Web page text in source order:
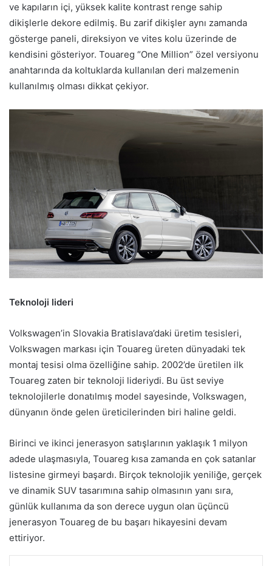
ve kapıların içi, yüksek kalite kontrast renge sahip
dikişlerle dekore edilmiş. Bu zarif dikişler aynı zamanda
gösterge paneli, direksiyon ve vites kolu üzerinde de
kendisini gösteriyor. Touareg “One Million” özel versiyonu
anahtarında da koltuklarda kullanılan deri malzemenin
kullanılmış olması dikkat çekiyor.
Teknoloji lideri
Volkswagen’in Slovakia Bratislava’daki üretim tesisleri,
Volkswagen markası için Touareg üreten dünyadaki tek
montaj tesisi olma özelliğine sahip. 2002’de üretilen ilk
Touareg zaten bir teknoloji lideriydi. Bu üst seviye
teknolojilerle donatılmış model sayesinde, Volkswagen,
dünyanın önde gelen üreticilerinden biri haline geldi.
Birinci ve ikinci jenerasyon satışlarının yaklaşık 1 milyon
adede ulaşmasıyla, Touareg kısa zamanda en çok satanlar
listesine girmeyi başardı. Birçok teknolojik yeniliğe, gerçek
ve dinamik SUV tasarımına sahip olmasının yanı sıra,
günlük kullanıma da son derece uygun olan üçüncü
jenerasyon Touareg de bu başarı hikayesini devam
ettiriyor.